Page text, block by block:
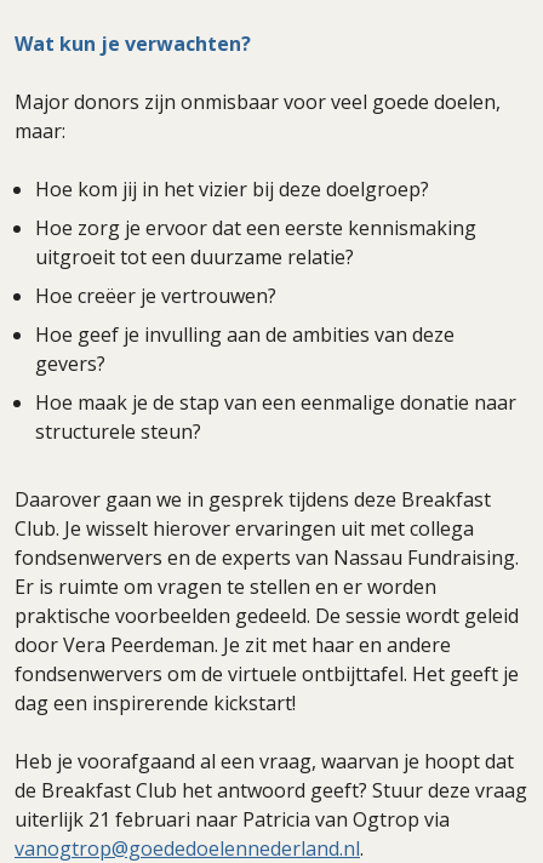
Wat kun je verwachten?
Major donors zijn onmisbaar voor veel goede doelen,
maar:
Hoe kom jij in het vizier bij deze doelgroep?
Hoe zorg je ervoor dat een eerste kennismaking
uitgroeit tot een duurzame relatie?
Hoe creëer je vertrouwen?
Hoe geef je invulling aan de ambities van deze
gevers?
Hoe maak je de stap van een eenmalige donatie naar
structurele steun?
Daarover gaan we in gesprek tijdens deze Breakfast
Club. Je wisselt hierover ervaringen uit met collega
fondsenwervers en de experts van Nassau Fundraising.
Er is ruimte om vragen te stellen en er worden
praktische voorbeelden gedeeld. De sessie wordt geleid
door Vera Peerdeman. Je zit met haar en andere
fondsenwervers om de virtuele ontbijttafel. Het geeft je
dag een inspirerende kickstart!
Heb je voorafgaand al een vraag, waarvan je hoopt dat
de Breakfast Club het antwoord geeft? Stuur deze vraag
uiterlijk 21 februari naar Patricia van Ogtrop via
vanogtrop@goededoelennederland.nl.